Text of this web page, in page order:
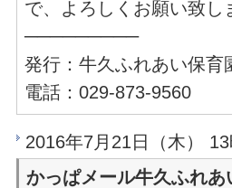
で、よろしくお願い致し
─────────
発行：牛久ふれあい保育
電話：029-873-9560
2016年7月21日（木）
かっぱメール牛久ふれあ